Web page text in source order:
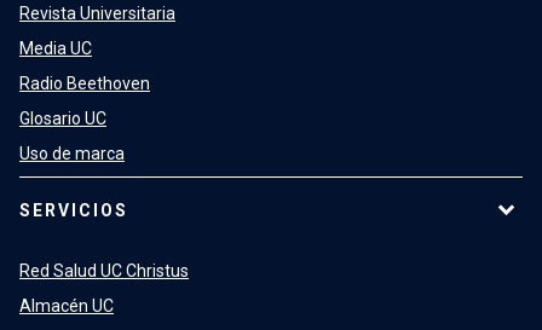
Revista Universitaria
Media UC
Radio Beethoven
Glosario UC
Uso de marca
SERVICIOS
Red Salud UC Christus
Almacén UC